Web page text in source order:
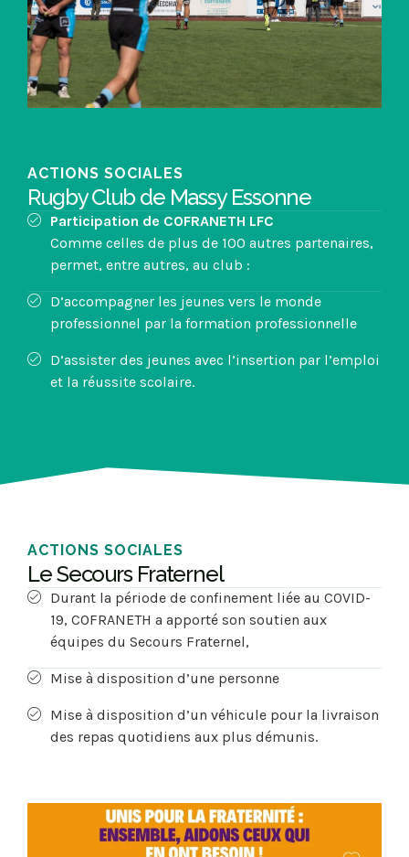
ACTIONS SOCIALES
Rugby Club de Massy Essonne
Participation de COFRANETH LFC
Comme celles de plus de 100 autres partenaires,
permet, entre autres, au club :
D’accompagner les jeunes vers le monde
professionnel par la formation professionnelle
D’assister des jeunes avec l’insertion par l’emploi
et la réussite scolaire.
ACTIONS SOCIALES
Le Secours Fraternel
Durant la période de confinement liée au COVID-
19, COFRANETH a apporté son soutien aux
équipes du Secours Fraternel,
Mise à disposition d’une personne
Mise à disposition d’un véhicule pour la livraison
des repas quotidiens aux plus démunis.